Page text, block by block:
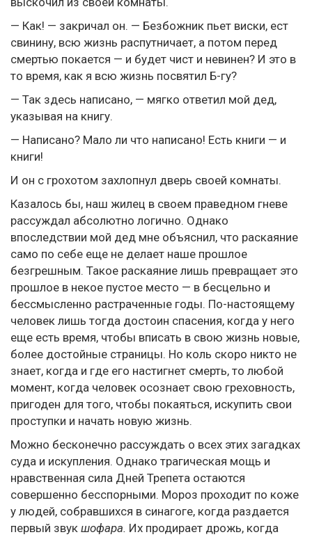
— Как! — закричал он. — Безбожник пьет виски, ест
свинину, всю жизнь распутничает, а потом перед
смертью покается — и будет чист и невинен? И это в
то время, как я всю жизнь посвятил Б-гу?
— Так здесь написано, — мягко ответил мой дед,
указывая на книгу.
— Написано? Мало ли что написано! Есть книги — и
книги!
И он с грохотом захлопнул дверь своей комнаты.
Казалось бы, наш жилец в своем праведном гневе
рассуждал абсолютно логично. Однако
впоследствии мой дед мне объяснил, что раскаяние
само по себе еще не делает наше прошлое
безгрешным. Такое раскаяние лишь превращает это
прошлое в некое пустое место — в бесцельно и
бессмысленно растраченные годы. По-настоящему
человек лишь тогда достоин спасения, когда у него
еще есть время, чтобы вписать в свою жизнь новые,
более достойные страницы. Но коль скоро никто не
знает, когда и где его настигнет смерть, то любой
момент, когда человек осознает свою греховность,
пригоден для того, чтобы покаяться, искупить свои
проступки и начать новую жизнь.
Можно бесконечно рассуждать о всех этих загадках
суда и искупления. Однако трагическая мощь и
нравственная сила Дней Трепета остаются
совершенно бесспорными. Мороз проходит по коже
у людей, собравшихся в синагоге, когда раздается
первый звук шофара. Их продирает дрожь, когда